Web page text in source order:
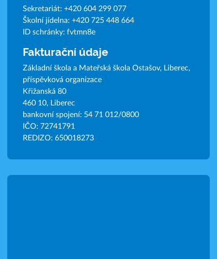
Sekretariát: +420 604 299 077
Školní jídelna: +420 725 448 664
ID schránky: fvtmn8e
Fakturační údaje
Základní škola a Mateřská škola Ostašov, Liberec,
příspěvková organizace
Křižanská 80
460 10, Liberec
bankovní spojení: 54 71 012/0800
IČO: 72741791
REDIZO: 650018273